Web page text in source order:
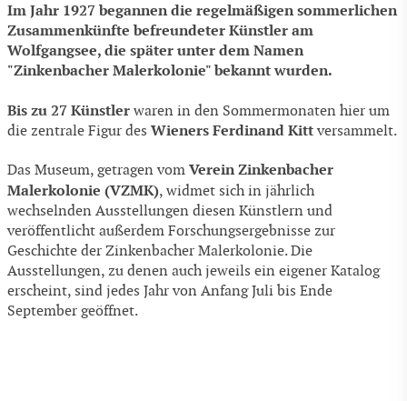
Im Jahr 1927 begannen die regelmäßigen sommerlichen
Zusammenkünfte befreundeter Künstler am
Wolfgangsee, die später unter dem Namen
"Zinkenbacher Malerkolonie" bekannt wurden.
Bis zu 27 Künstler waren in den Sommermonaten hier um
die zentrale Figur des Wieners Ferdinand Kittversammelt.
Das Museum, getragen vom Verein Zinkenbacher
Malerkolonie (VZMK), widmet sich in jährlich
wechselnden Ausstellungen diesen Künstlern und
veröffentlicht außerdem Forschungsergebnisse zur
Geschichte der Zinkenbacher Malerkolonie. Die
Ausstellungen, zu denen auch jeweils ein eigener Katalog
erscheint, sind jedes Jahr von Anfang Juli bis Ende
September geöffnet.